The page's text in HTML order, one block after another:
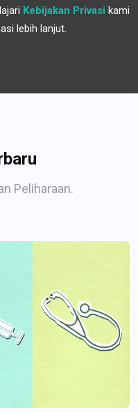
Kebijakan Privasi kami
lebih lanjut.
Peliharaan.